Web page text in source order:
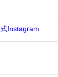
Instagram